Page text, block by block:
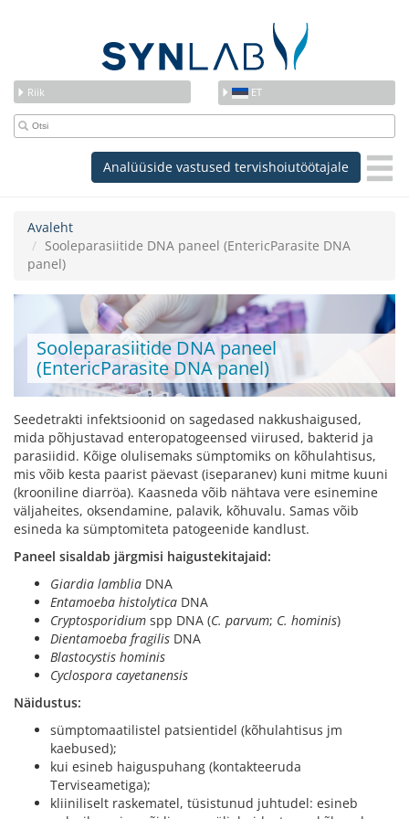
Riik ET
Analüüside vastused tervishoiutöötajale
Avaleht
Sooleparasiitide DNA paneel (EntericParasite DNA
panel)
Sooleparasiitide DNA paneel
(EntericParasite DNA panel)
Seedetrakti infektsioonid on sagedased nakkushaigused,
mida põhjustavad enteropatogeensed viirused, bakterid ja
parasiidid. Kõige olulisemaks sümptomiks on kõhulahtisus,
mis võib kesta paarist päevast (iseparanev) kuni mitme kuuni
(krooniline diarröa). Kaasneda võib nähtava vere esinemine
väljaheites, oksendamine, palavik, kõhuvalu. Samas võib
esineda ka sümptomiteta patogeenide kandlust.
Paneel sisaldab järgmisi haigustekitajaid:
Giardia lamblia DNA
Entamoeba histolytica DNA
Cryptosporidium spp DNA (C. parvum; C. hominis)
Dientamoeba fragilis DNA
Blastocystis hominis
Cyclospora cayetanensis
Näidustus:
sümptomaatilistel patsientidel (kõhulahtisus jm
kaebused);
kui esineb haiguspuhang (kontakteeruda
Terviseametiga);
kliiniliselt raskematel, tüsistunud juhtudel: esineb